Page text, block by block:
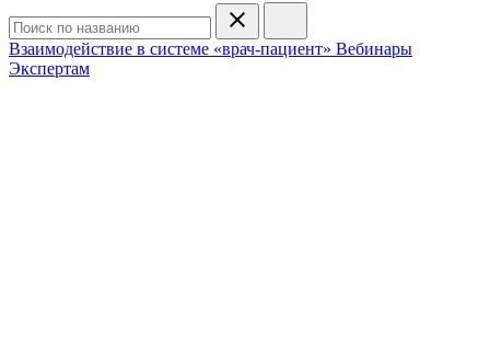
Взаимодействие в системе «врач-пациент» Вебинары
Экспертам